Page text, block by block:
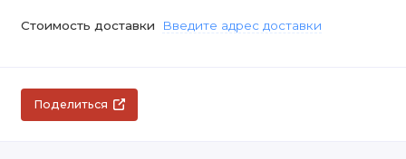
Стоимость доставки Введите адрес доставки
Поделиться